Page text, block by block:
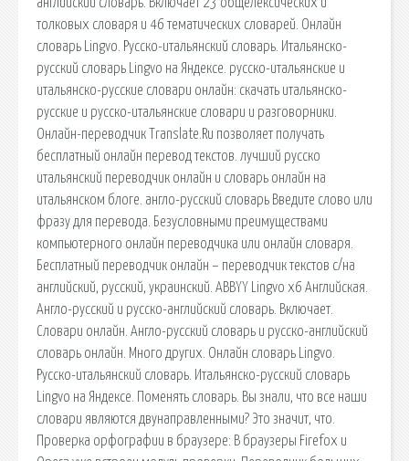
толковых словаря и 46 тематических словарей. Онлайн
словарь Lingvo. Русско-итальянский словарь. Итальянско-
русский словарь Lingvo на Яндексе. русско-итальянские и
итальянско-русские словари онлайн: скачать итальянско-
русские и русско-итальянские словари и разговорники.
Онлайн-переводчик Translate.Ru позволяет получать
бесплатный онлайн перевод текстов. лучший русско
итальянский переводчик онлайн и словарь онлайн на
итальянском блоге. англо-русский словарь Введите слово или
фразу для перевода. Безусловными преимуществами
компьютерного онлайн переводчика или онлайн словаря.
Бесплатный переводчик онлайн – переводчик текстов с/на
английский, русский, украинский. ABBYY Lingvo x6 Английская.
Англо-русский и русско-английский словарь. Включает.
Словари онлайн. Англо-русский словарь и русско-английский
словарь онлайн. Много других. Онлайн словарь Lingvo.
Русско-итальянский словарь. Итальянско-русский словарь
Lingvo на Яндексе. Поменять словарь. Вы знали, что все наши
словари являются двунаправленными? Это значит, что.
Проверка орфографии в браузере: В браузеры Firefox и